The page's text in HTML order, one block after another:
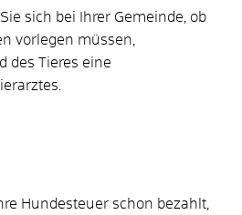
sich bei Ihrer Gemeinde, ob
vorlegen müssen,
des Tieres eine
Hundesteuer schon bezahlt,